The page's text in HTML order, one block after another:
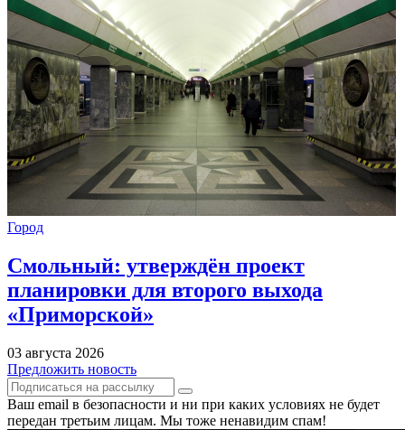
Город
Смольный: утверждён проект
планировки для второго выхода
«Приморской»
03 августа 2026
Предложить новость
Ваш email в безопасности и ни при каких условиях не будет
передан третьим лицам. Мы тоже ненавидим спам!